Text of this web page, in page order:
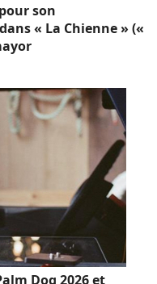
son
« La Chienne » («
Dog 2026 et